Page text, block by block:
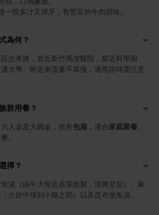
一咬多汁又彈牙，有豐富的牛肉甜味。
為何？
忠孝路，靠近新竹馬偕醫院，鄰近科學園
大學。附近車流量不算慢，過馬路時需注意
群用餐？
人桌及大圓桌，也有包廂 ，適合家庭聚餐
。
擇？
湯（由牛大骨及蔬菜熬製，清爽甘甜）、麻
介於中辣到小辣之間）以及昆布柴魚湯。